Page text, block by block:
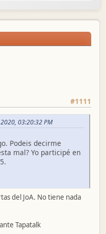
#1111
03:20:32 PM
Podeis decirme
mal? Yo participé en
del JoA. No tiene nada
Tapatalk